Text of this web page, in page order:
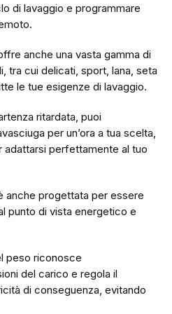
di lavaggio e programmare
anche una vasta gamma di
tra cui delicati, sport, lana, seta
le tue esigenze di lavaggio.
ritardata, puoi
per un’ora a tua scelta,
adattarsi perfettamente al tuo
anche progettata per essere
punto di vista energetico e
peso riconosce
del carico e regola il
di conseguenza, evitando